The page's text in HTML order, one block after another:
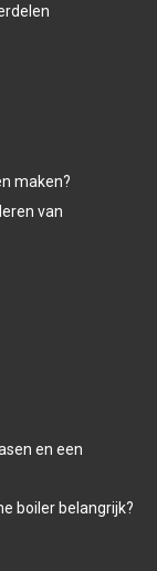
maken?
van
en een
boiler belangrijk?